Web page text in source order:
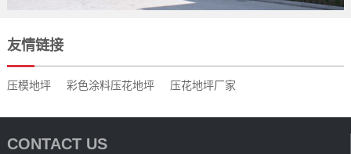
友情链接
压模地坪 彩色涂料压花地坪 压花地坪厂家
CONTACT US